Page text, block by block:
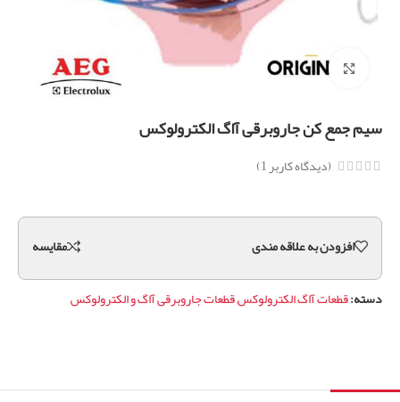
برای بزرگنمایی کلیک کنید
سیم جمع کن جاروبرقی آاگ الکترولوکس
(دیدگاه کاربر1
)
افزودن به علاقه مندی مقايسه
دسته:قطعات آاگ الکترولوکس,قطعات جاروبرقی آاگ و الکترولوکس